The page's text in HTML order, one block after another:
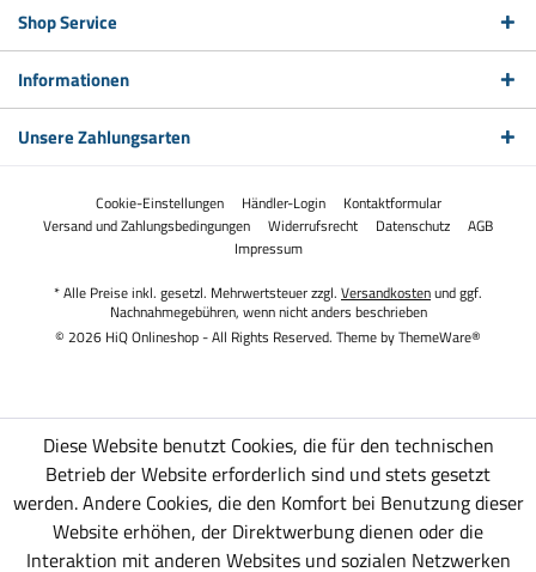
Shop Service
Informationen
Unsere Zahlungsarten
Cookie-Einstellungen Händler-Login
Kontaktformular
Versand und Zahlungsbedingungen
Widerrufsrecht Datenschutz
AGB
Impressum
* Alle Preise inkl. gesetzl. Mehrwertsteuer zzgl. Versandkostenund ggf.
Nachnahmegebühren, wenn nicht anders beschrieben
© 2026 HiQ Onlineshop - All Rights Reserved. Theme byThemeWare®
Diese Website benutzt Cookies, die für den technischen
Betrieb der Website erforderlich sind und stets gesetzt
werden. Andere Cookies, die den Komfort bei Benutzung dieser
Website erhöhen, der Direktwerbung dienen oder die
Interaktion mit anderen Websites und sozialen Netzwerken